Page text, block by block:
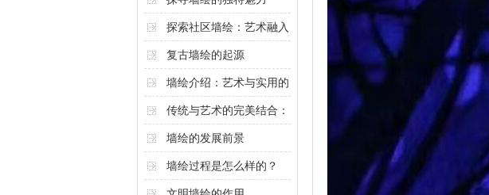
探索社区墙绘：艺术融入
城市的创意表达
复古墙绘的起源
墙绘介绍：艺术与实用的
完美结合
传统与艺术的完美结合：
酒店墙绘的魅力
墙绘的发展前景
墙绘过程是怎么样的？